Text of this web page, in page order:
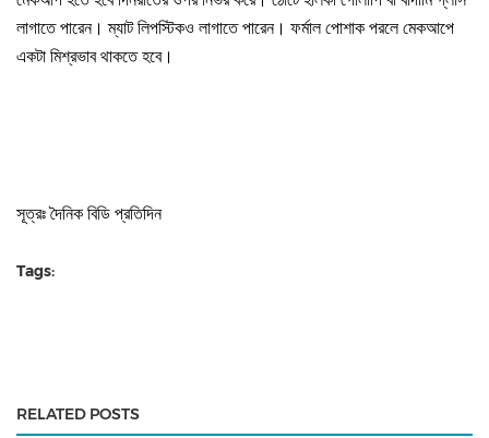
লাগাতে পারেন। ম্যাট লিপস্টিকও লাগাতে পারেন। ফর্মাল পোশাক পরলে মেকআপে
একটা মিশ্রভাব থাকতে হবে।
সূত্রঃ দৈনিক বিডি প্রতিদিন
Tags:
RELATED POSTS